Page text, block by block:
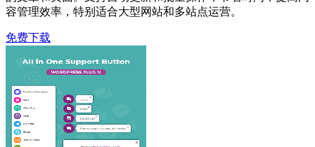
容管理效率，特别适合大型网站和多站点运营。
免费下载